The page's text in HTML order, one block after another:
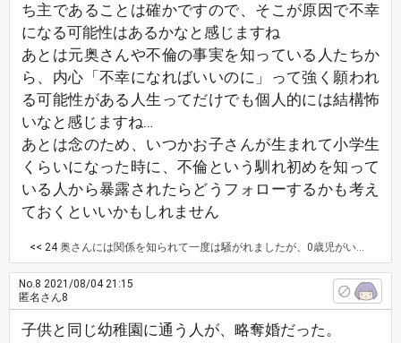
ち主であることは確かですので、そこが原因で不幸
になる可能性はあるかなと感じますね
あとは元奥さんや不倫の事実を知っている人たちか
ら、内心「不幸になればいいのに」って強く願われ
る可能性がある人生ってだけでも個人的には結構怖
いなと感じますね…
あとは念のため、いつかお子さんが生まれて小学生
くらいになった時に、不倫という馴れ初めを知って
いる人から暴露されたらどうフォローするかも考え
ておくといいかもしれません
<< 24奥さんには関係を知られて一度は騒がれましたが、0歳児がいる為忙しいのか今は落ち着いています。
No.8 2021/08/04 21:15
匿名さん8
子供と同じ幼稚園に通う人が、略奪婚だった。